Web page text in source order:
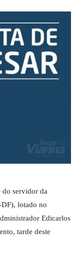
do servidor da
DF), lotado no
Edicarlos
tarde deste